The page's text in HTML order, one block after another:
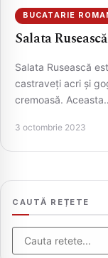
BUCATARIE
Salata Rusească
Salata Rusească
castraveți acri și
cremoasă.
3 octombrie 2023
CAUTĂ REȚETE